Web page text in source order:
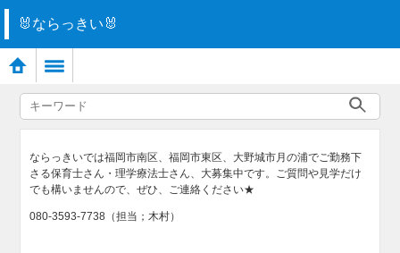
🐰ならっきい🐰
ならっきいでは福岡市南区、福岡市東区、大野城市月の浦でご勤務下
さる保育士さん・理学療法士さん、大募集中です。ご質問や見学だけ
でも構いませんので、ぜひ、ご連絡ください★
080-3593-7738（担当；木村）